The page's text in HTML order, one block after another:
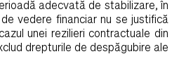
adecvată de stabilizare, în
vedere financiar nu se justifică
unei rezilieri contractuale din
drepturile de despăgubire ale